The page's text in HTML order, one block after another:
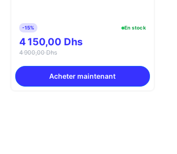
-15% En stock
4 150,00 Dhs
4 900,00 Dhs
Acheter maintenant